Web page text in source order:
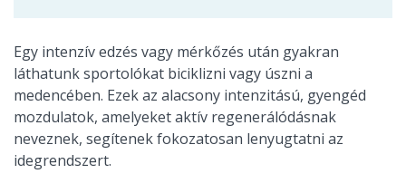
Egy intenzív edzés vagy mérkőzés után gyakran
láthatunk sportolókat biciklizni vagy úszni a
medencében. Ezek az alacsony intenzitású, gyengéd
mozdulatok, amelyeket aktív regenerálódásnak
neveznek, segítenek fokozatosan lenyugtatni az
idegrendszert.